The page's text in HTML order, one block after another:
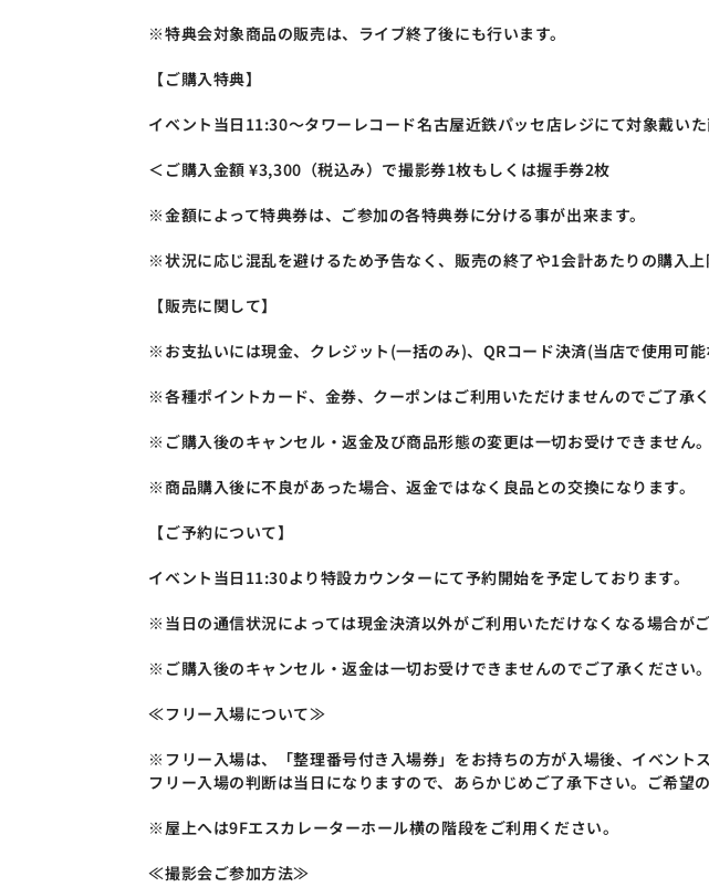
※特典会対象商品の販売は、ライブ終了後にも行います。
【ご購入特典】
イベント当日11:30～タワーレコード名古屋近鉄パッセ店レジにて対象戴い
＜ご購入金額 ¥3,300（税込み）で撮影券1枚もしくは握手券2枚
※金額によって特典券は、ご参加の各特典券に分ける事が出来ます。
※状況に応じ混乱を避けるため予告なく、販売の終了や1会計あたりの購入上
【販売に関して】
※お支払いには現金、クレジット(一括のみ)、QRコード決済(当店で使用可能
※各種ポイントカード、金券、クーポンはご利用いただけませんのでご了承く
※ご購入後のキャンセル・返金及び商品形態の変更は一切お受けできません。
※商品購入後に不良があった場合、返金ではなく良品との交換になります。
【ご予約について】
イベント当日11:30より特設カウンターにて予約開始を予定しております。
※当日の通信状況によっては現金決済以外がご利用いただけなくなる場合が
※ご購入後のキャンセル・返金は一切お受けできませんのでご了承ください
≪フリー入場について≫
※フリー入場は、「整理番号付き入場券」をお持ちの方が入場後、イベント
フリー入場の判断は当日になりますので、あらかじめご了承下さい。ご希
※屋上へは9Fエスカレーターホール横の階段をご利用ください。
≪撮影会ご参加方法≫